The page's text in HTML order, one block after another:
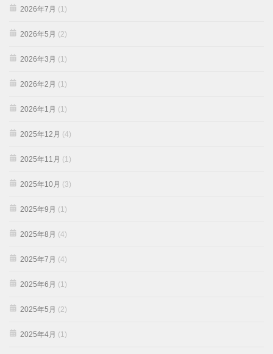
2026年7月 (1)
2026年5月 (2)
2026年3月 (1)
2026年2月 (1)
2026年1月 (1)
2025年12月 (4)
2025年11月 (1)
2025年10月 (3)
2025年9月 (1)
2025年8月 (4)
2025年7月 (4)
2025年6月 (1)
2025年5月 (2)
2025年4月 (1)